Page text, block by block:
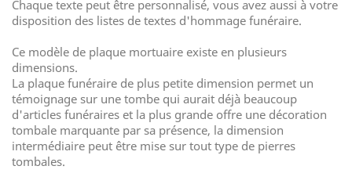
Chaque texte peut être personnalisé, vous avez aussi à votre
disposition des listes de textes d'hommage funéraire.
Ce modèle de plaque mortuaire existe en plusieurs
dimensions.
La plaque funéraire de plus petite dimension permet un
témoignage sur une tombe qui aurait déjà beaucoup
d'articles funéraires et la plus grande offre une décoration
tombale marquante par sa présence, la dimension
intermédiaire peut être mise sur tout type de pierres
tombales.